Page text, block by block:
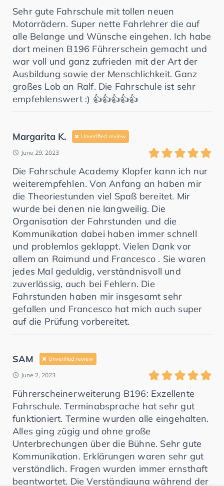
Sehr gute Fahrschule mit tollen neuen
Motorrädern. Super nette Fahrlehrer die auf
alle Belange und Wünsche eingehen. Ich habe
dort meinen B196 Führerschein gemacht und
war voll und ganz zufrieden mit der Art der
Ausbildung sowie der Menschlichkeit. Ganz
großes Lob an Ralf. Die Fahrschule ist sehr
empfehlenswert :) 👍👍👍👍👍
Margarita K. Unverified review
June 29, 2023
Die Fahrschule Academy Klopfer kann ich nur
weiterempfehlen. Von Anfang an haben mir
die Theoriestunden viel Spaß bereitet. Mir
wurde bei denen nie langweilig. Die
Organisation der Fahrstunden und die
Kommunikation dabei haben immer schnell
und problemlos geklappt. Vielen Dank vor
allem an Raimund und Francesco . Sie waren
jedes Mal geduldig, verständnisvoll und
zuverlässig, auch bei Fehlern. Die
Fahrstunden haben mir insgesamt sehr
gefallen und Francesco hat mich auch super
auf die Prüfung vorbereitet.
SAM Unverified review
June 2, 2023
Führerscheinerweiterung B196: Exzellente
Fahrschule. Terminabsprache hat sehr gut
funktioniert. Termine wurden alle eingehalten.
Alles ging zügig und ohne große
Unterbrechungen über die Bühne. Sehr gute
Kommunikation. Erklärungen waren sehr gut
verständlich. Fragen wurden immer ernsthaft
beantwortet. Die Verständigung während der